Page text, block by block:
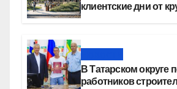
клиентские дни от
В Татарском округе
работников